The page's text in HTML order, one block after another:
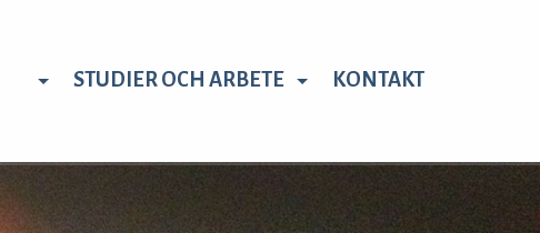
STUDIER OCH ARBETE KONTAKT